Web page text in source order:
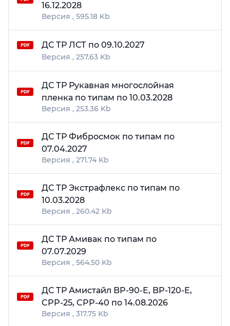
16.12.2028
595.18 Kb
ДС ТР ЛСТ по 09.10.2027
257.63 Kb
ДС ТР Рукавная многослойная
пленка по типам по 10.03.2028
253.36 Kb
ДС ТР Фибросмок по типам по
07.04.2027
271.74 Kb
ДС ТР Экстрафлекс по типам по
10.03.2028
260.42 Kb
ДС ТР Амивак по типам по
07.07.2029
564.50 Kb
ДС ТР Амистайл BP-90-E, BP-120-E,
CPP-25, CPP-40 по 14.08.2026
317.75 Kb